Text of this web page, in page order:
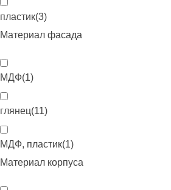
пластик(3)
Материал фасада
МДФ(1)
глянец(11)
МДФ, пластик(1)
Материал корпуса